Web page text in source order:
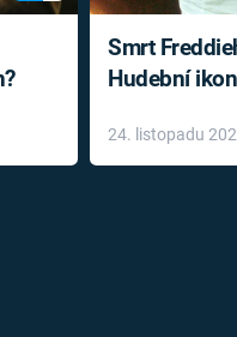
Smrt
Hudební
léky
24. listopadu